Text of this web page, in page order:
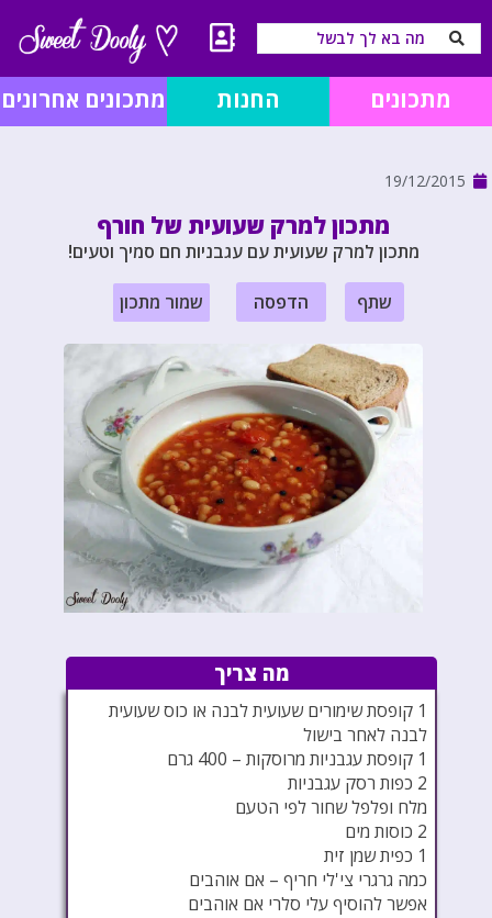
מתכונים החנות מתכונים אחרונים
19/12/2015
מתכון למרק שעועית של חורף
מתכון למרק שעועית עם עגבניות חם סמיך וטעים!
שתף הדפסה שמור מתכון
מה צריך
1 קופסת שימורים שעועית לבנה או כוס שעועית
לבנה לאחר בישול
1 קופסת עגבניות מרוסקות – 400 גרם
2 כפות רסק עגבניות
מלח ופלפל שחור לפי הטעם
2 כוסות מים
1 כפית שמן זית
כמה גרגרי צי'לי חריף – אם אוהבים
אפשר להוסיף עלי סלרי אם אוהבים